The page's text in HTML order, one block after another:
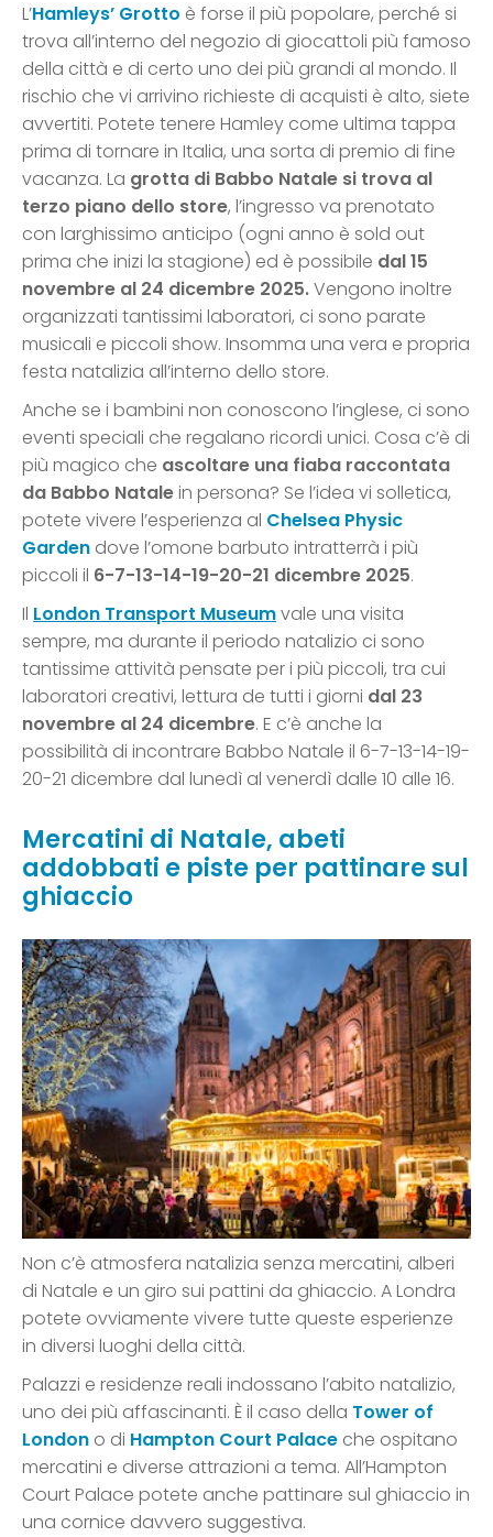
L’Hamleys’ Grotto è forse il più popolare, perché si
trova all’interno del negozio di giocattoli più famoso
della città e di certo uno dei più grandi al mondo. Il
rischio che vi arrivino richieste di acquisti è alto, siete
avvertiti. Potete tenere Hamley come ultima tappa
prima di tornare in Italia, una sorta di premio di fine
vacanza. La grotta di Babbo Natale si trova al
terzo piano dello store, l’ingresso va prenotato
con larghissimo anticipo (ogni anno è sold out
prima che inizi la stagione) ed è possibile dal 15
novembre al 24 dicembre 2025.Vengono inoltre
organizzati tantissimi laboratori, ci sono parate
musicali e piccoli show. Insomma una vera e propria
festa natalizia all’interno dello store.
Anche se i bambini non conoscono l’inglese, ci sono
eventi speciali che regalano ricordi unici. Cosa c’è di
più magico che ascoltare una fiaba raccontata
da Babbo Natalein persona? Se l’idea vi solletica,
potete vivere l’esperienza al Chelsea Physic
Garden dove l’omone barbuto intratterrà i più
piccoli il 6-7-13-14-19-20-21 dicembre 2025.
Il London Transport Museumvale una visita
sempre, ma durante il periodo natalizio ci sono
tantissime attività pensate per i più piccoli, tra cui
laboratori creativi, lettura de tutti i giorni dal 23
novembre al 24 dicembre. E c’è anche la
possibilità di incontrare Babbo Natale il 6-7-13-14-19-
20-21 dicembre dal lunedì al venerdì dalle 10 alle 16.
Mercatini di Natale, abeti
addobbati e piste per pattinare sul
ghiaccio
Non c’è atmosfera natalizia senza mercatini, alberi
di Natale e un giro sui pattini da ghiaccio. A Londra
potete ovviamente vivere tutte queste esperienze
in diversi luoghi della città.
Palazzi e residenze reali indossano l’abito natalizio,
uno dei più affascinanti. È il caso della Tower of
London o di Hampton Court Palace che ospitano
mercatini e diverse attrazioni a tema. All’Hampton
Court Palace potete anche pattinare sul ghiaccio in
una cornice davvero suggestiva.